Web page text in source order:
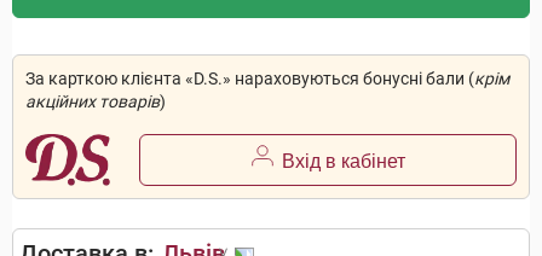
За карткою клієнта «D.S.» нараховуються бонусні бали (крім
акційних товарів)
Вхід в кабінет